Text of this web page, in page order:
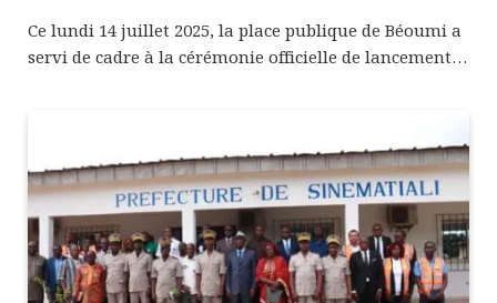
Ce lundi 14 juillet 2025, la place publique de Béoumi a
servi de cadre à la cérémonie officielle de lancement…